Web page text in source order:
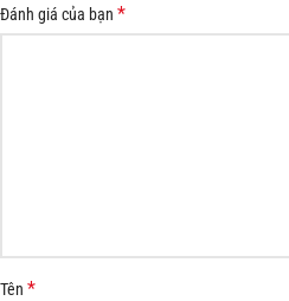
Đánh giá của bạn *
Tên *